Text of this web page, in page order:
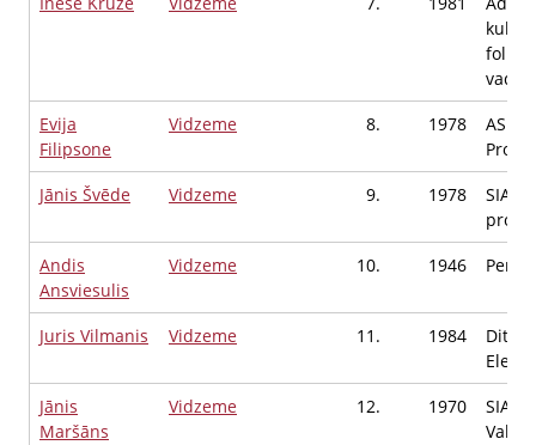
Evija
Filipsone
Vidzeme 8. 1978
AS
Jānis Švēde
Vidzeme 9. 1978
SIA
Andis
Ansviesulis
Vidzeme 10. 1946
Juris Vilmanis Vidzeme 11. 1984
Ditra
Jānis
Maršāns
Vidzeme 12. 1970
SIA